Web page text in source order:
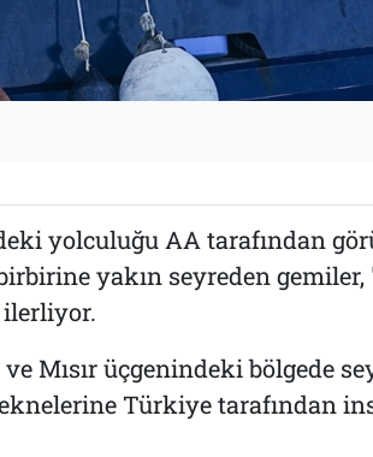
yolculuğu AA tarafından
yakın seyreden
ve Mısır üçgenindeki bölgede
Türkiye tarafından